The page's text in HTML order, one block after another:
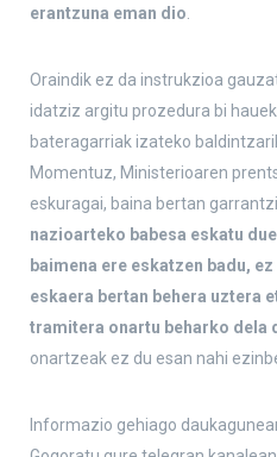
erantzuna eman dio
Oraindik ez da instrukzioa
idatziz argitu prozedura bi
bateragarriak izateko
Momentuz, Ministerioaren
eskuragai, baina bertan
nazioarteko babesa eskatu
baimena ere eskatzen badu,
eskaera bertan behera uztera
tramitera onartu beharko dela
onartzeak ez du esan nahi
Informazio gehiago